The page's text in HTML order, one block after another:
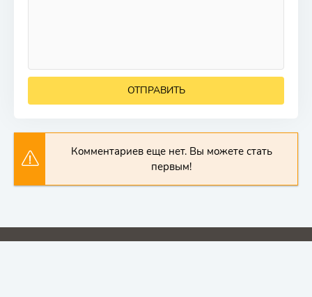
ОТПРАВИТЬ
Комментариев еще нет. Вы можете стать
первым!